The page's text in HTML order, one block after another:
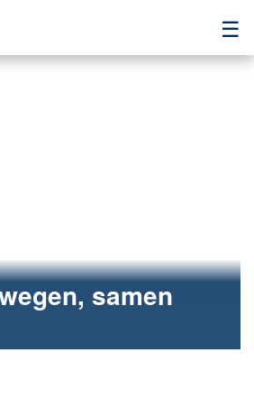
☰
samen
het goede doel.